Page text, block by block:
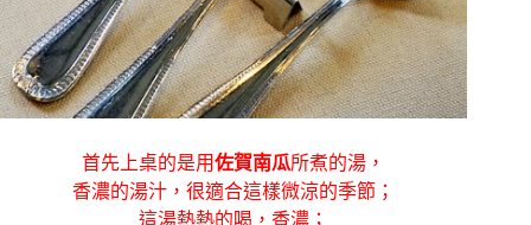
首先上桌的是用佐賀南瓜所煮的湯，
香濃的湯汁，很適合這樣微涼的季節；
這湯熱熱的喝，香濃；